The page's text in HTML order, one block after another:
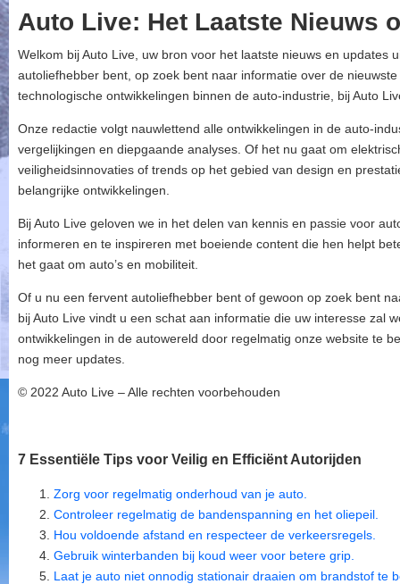
Auto Live: Het Laatste Nieuws
Welkom bij Auto Live, uw bron voor het laatste nieuws en updates
autoliefhebber bent, op zoek bent naar informatie over de
technologische ontwikkelingen binnen de auto-industrie, bij Auto
Onze redactie volgt nauwlettend alle ontwikkelingen in de auto-
vergelijkingen en diepgaande analyses. Of het nu gaat om
veiligheidsinnovaties of trends op het gebied van design en
belangrijke ontwikkelingen.
Bij Auto Live geloven we in het delen van kennis en passie voor
informeren en te inspireren met boeiende content die hen helpt
het gaat om auto’s en mobiliteit.
Of u nu een fervent autoliefhebber bent of gewoon op zoek bent
bij Auto Live vindt u een schat aan informatie die uw interesse zal
ontwikkelingen in de autowereld door regelmatig onze website te
nog meer updates.
© 2022 Auto Live – Alle rechten voorbehouden
7 Essentiële Tips voor Veilig en Efficiënt Autorijden
Zorg voor regelmatig onderhoud van je auto.
Controleer regelmatig de bandenspanning en het oliepeil.
Hou voldoende afstand en respecteer de verkeersregels.
Gebruik winterbanden bij koud weer voor betere grip.
Laat je auto niet onnodig stationair draaien om brandstof te